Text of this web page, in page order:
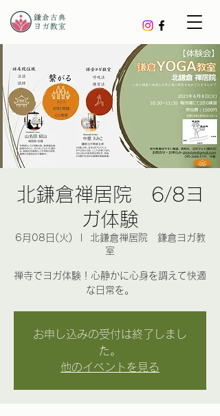
北鎌倉禅居院 6/8ヨ
ガ体験
6月08日(火)
北鎌倉禅居院 鎌倉ヨガ教
室
禅寺でヨガ体験！心静かに心身を調えて快適
な日常を。
お申し込みの受付は終了しまし
た。
他のイベントを見る